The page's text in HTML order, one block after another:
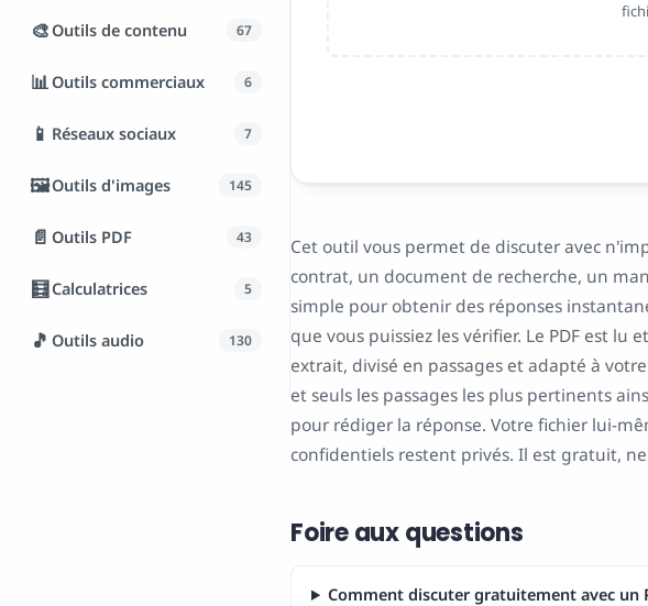
🎨Outils de contenu 67
📊Outils commerciaux 6
📱 Réseaux sociaux 7
🖼️Outils d'images 145
📄 Outils PDF 43
🧮Calculatrices 5
🎵 Outils audio 130
Cet outil vous permet de discuter avec
contrat, un document de recherche, un
simple pour obtenir des réponses
que vous puissiez les vérifier. Le PDF est
extrait, divisé en passages et adapté à
et seuls les passages les plus pertinents
pour rédiger la réponse. Votre fichier lui-
confidentiels restent privés. Il est gratuit,
Foire aux questions
Comment discuter gratuitement avec un